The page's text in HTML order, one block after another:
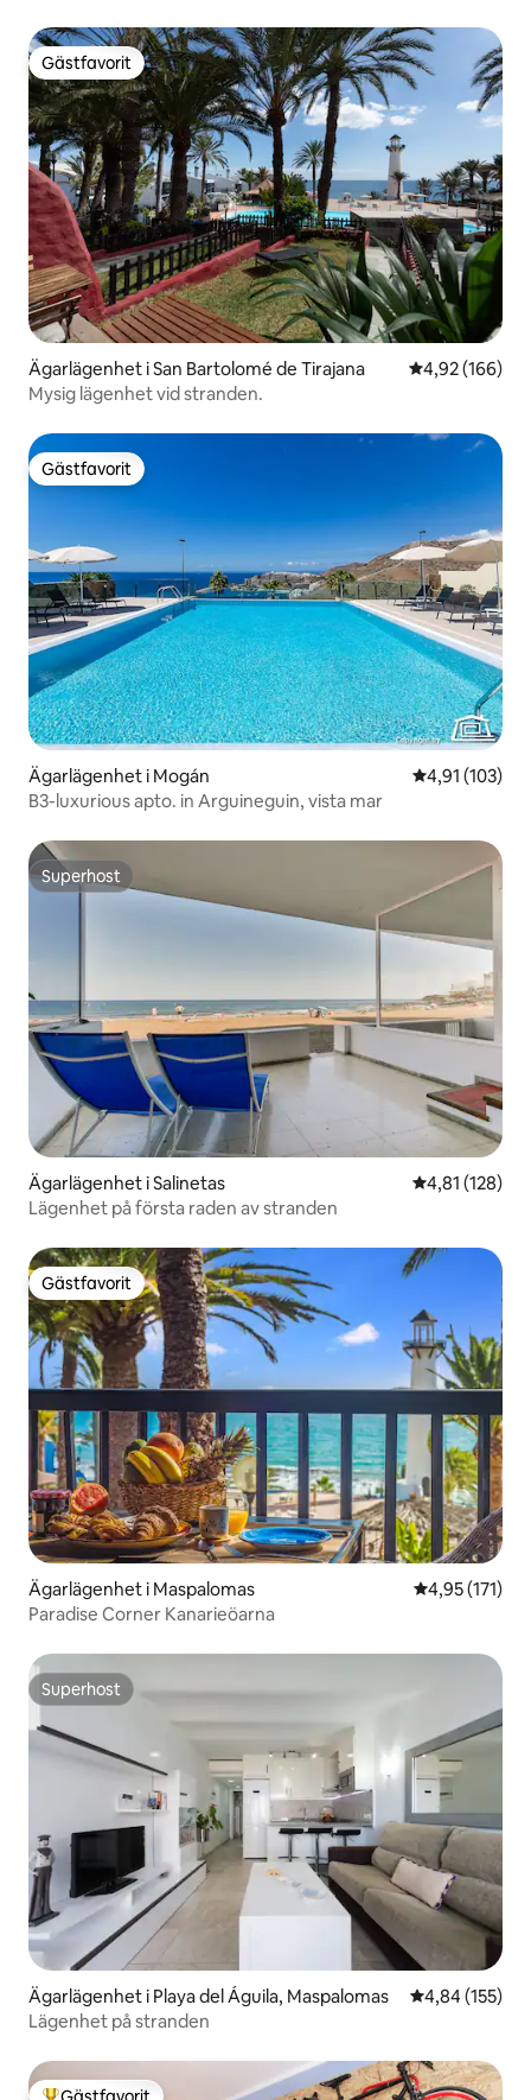
Gästfavorit
Gästfavorit
Ägarlägenhet i San Bartolomé de Tirajana 4,92 av 5 i
4,92 (166)
Mysig lägenhet vid stranden.
Gästfavorit
Gästfavorit
Ägarlägenhet i Mogán 4,91 av 5 i
4,91 (103)
B3-luxurious apto. in Arguineguin, vista mar
Superhost
Superhost
Ägarlägenhet i Salinetas 4,81 av 5 i
4,81 (128)
Lägenhet på första raden av stranden
Gästfavorit
Gästfavorit
Ägarlägenhet i Maspalomas 4,95 av 5 i
4,95 (171)
Paradise Corner Kanarieöarna
Superhost
Superhost
Ägarlägenhet i Playa del Águila, Maspalomas 4,84 av 5 i
4,84 (155)
Lägenhet på stranden